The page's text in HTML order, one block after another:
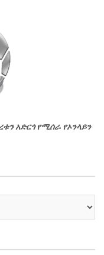
አድርጎ የሚሰራ የኦንላይን